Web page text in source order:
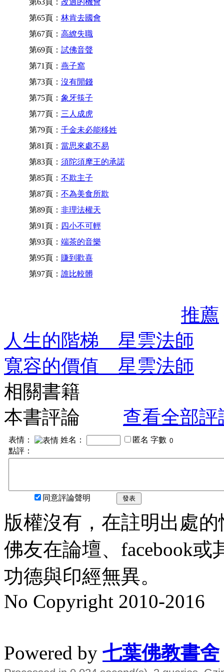
第65頁： 林肯去國會
第67頁： 高繚失職
第69頁： 試佛音聲
第71頁： 燕子窩
第73頁： 沒有閒錢
第75頁： 象牙筷子
第77頁： 三人成虎
第79頁： 千金未必能移姓
第81頁： 當思來處不易
第83頁： 須陀須摩王的承諾
第85頁： 不欺主子
第87頁： 不為美食所欺
第89頁： 非理法權天
第91頁： 四小不可輕
第93頁： 端茶的音樂
第95頁： 賺到歡喜
第97頁： 誰比較髒
推薦
人生的階梯 星雲法師
寬容的價值 星雲法師
相關書籍
本書評論
查看全部評
表情： 姓名： 匿名 字數
點評：
同意評論聲明 發表
版權沒有，在註明出處
佛友在論壇、facebook
功德與印經無異。
No Copyright 2010-2016
Powered by 七葉佛教書舍